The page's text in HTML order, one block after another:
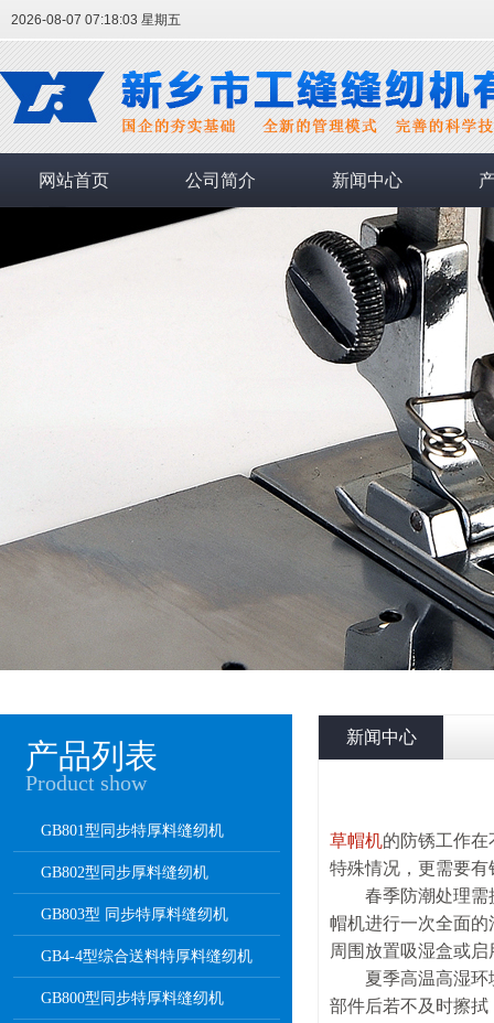
2026-08-07 07:18:04 星期五
网站首页 公司简介 新闻中心
产品列表
Product show
GB801型同步特厚料缝纫机
GB802型同步厚料缝纫机
GB803型 同步特厚料缝纫机
GB4-4型综合送料特厚料缝纫机
GB800型同步特厚料缝纫机
新闻中心
草帽机的防锈工作
特殊情况，更需要
春季防潮处理需提
帽机进行一次全面
周围放置吸湿盒或
夏季高温高湿环境
部件后若不及时擦